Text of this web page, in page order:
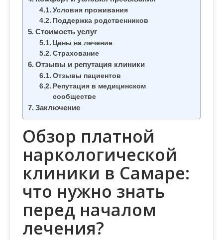
Условия проживания
Поддержка родственников
Стоимость услуг
Цены на лечение
Страхование
Отзывы и репутация клиники
Отзывы пациентов
Репутация в медицинском
сообществе
Заключение
Обзор платной
наркологической
клиники в Самаре:
что нужно знать
перед началом
лечения?